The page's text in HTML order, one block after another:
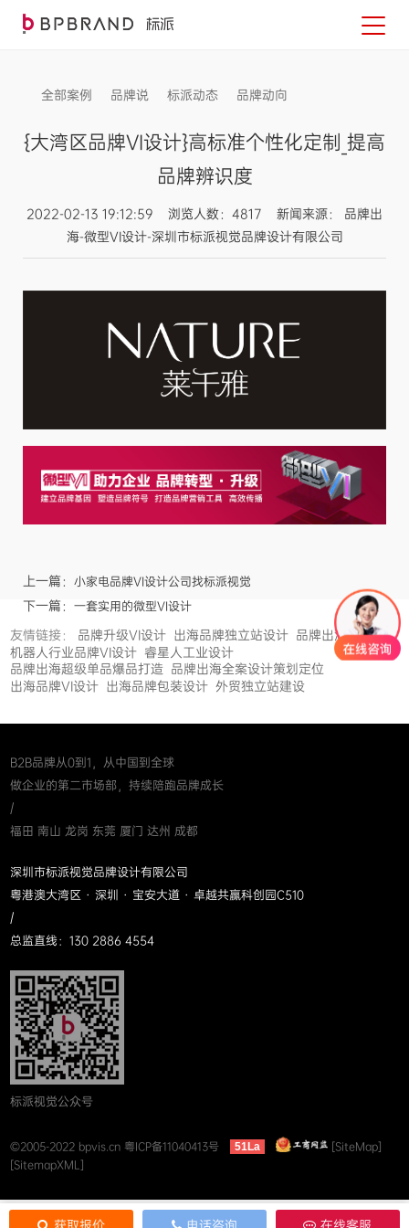
全部案例 品牌说 标派动态 品牌动向
{大湾区品牌VI设计}高标准个性化定制_提高
品牌辨识度
2022-02-13 19:12:59 浏览人数：4817 新闻来源： 品牌出
海-微型VI设计-深圳市标派视觉品牌设计有限公司
上一篇： 小家电品牌VI设计公司找标派视觉
下一篇： 一套实用的微型VI设计
友情链接： 品牌升级VI设计 出海品牌独立站设计 品牌出海
机器人行业品牌VI设计 睿星人工业设计
品牌出海超级单品爆品打造 品牌出海全案设计策划定位
出海品牌VI设计 出海品牌包装设计 外贸独立站建设
B2B品牌从0到1，从中国到全球
做企业的第二市场部，持续陪跑品牌成长
/
福田 南山 龙岗 东莞 厦门 达州 成都
深圳市标派视觉品牌设计有限公司
粤港澳大湾区 · 深圳 · 宝安大道 · 卓越共赢科创园C510
/
总监直线：130 2886 4554
标派视觉公众号
©2005-2022 bpvis.cn 粤ICP备11040413号 51La
[SiteMap]
[SitemapXML]